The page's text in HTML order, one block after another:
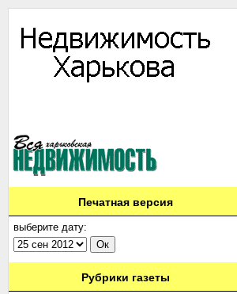
Печатная версия
выберите дату:
Рубрики газеты